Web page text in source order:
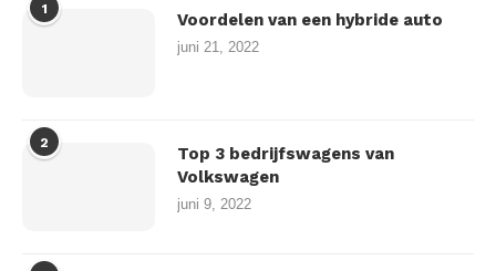
1
Voordelen van een hybride auto
juni 21, 2022
2
Top 3 bedrijfswagens van
Volkswagen
juni 9, 2022